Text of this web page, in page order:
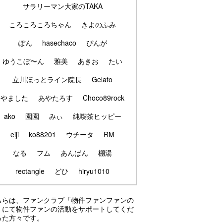
サラリーマン大家のTAKA
ころころころちゃん
きよのふみ
ぽん
hasechaco
ぴんが
ゆうこぼ〜ん
雅美 あきお
たい
立川ほっとライン院長
Gelato
やました
あやたろす
Choco89rock
ako
園園 みぃ
純喫茶ヒッピー
eiji
ko88201 ウチータ
RM
なる
フム あんぱん
棚湯
rectangle
どひ hiryu1010
らは、ファンクラブ「物件ファンファンの
にて物件ファンの活動をサポートしてくだ
方々です。